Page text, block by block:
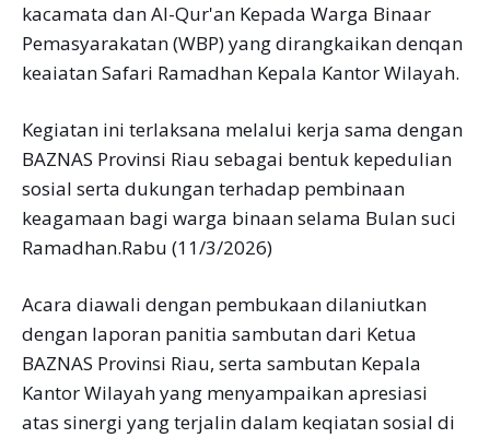
kacamata dan Al-Qur'an Kepada Warga Binaar
Pemasyarakatan (WBP) yang dirangkaikan denqan
keaiatan Safari Ramadhan Kepala Kantor Wilayah.
Kegiatan ini terlaksana melalui kerja sama dengan
BAZNAS Provinsi Riau sebagai bentuk kepedulian
sosial serta dukungan terhadap pembinaan
keagamaan bagi warga binaan selama Bulan suci
Ramadhan.Rabu (11/3/2026)
Acara diawali dengan pembukaan dilaniutkan
dengan laporan panitia sambutan dari Ketua
BAZNAS Provinsi Riau, serta sambutan Kepala
Kantor Wilayah yang menyampaikan apresiasi
atas sinergi yang terjalin dalam keqiatan sosial di